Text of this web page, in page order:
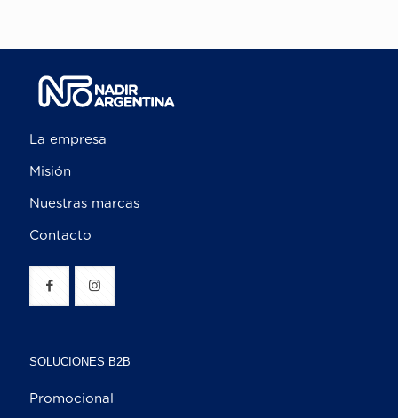
La empresa
Misión
Nuestras marcas
Contacto
SOLUCIONES B2B
Promocional